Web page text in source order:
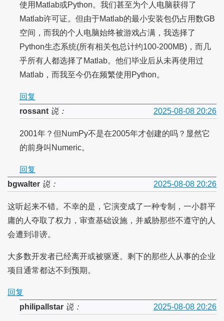
使用Matlab或Python。我们甚至为个人电脑获得了
Matlab许可证。但由于Matlab的最小安装包仍占用数GB
空间，而我的个人电脑始终被游戏占满，我选择了
Python生态系统(所有相关包总计约100-200MB)，而几
乎所有人都选择了Matlab。他们毕业后从未再使用过
Matlab，而我至今仍在频繁使用Python。
回复
rossant说： 2025-08-08 20:26
2001年？但NumPy不是在2005年才创建的吗？显然它
的前身叫Numeric。
回复
bgwalter说： 2025-08-08 20:26
这听起来不错。不幸的是，它演变成了一种专制，一小群平
庸的人夺取了权力，审查基础设施，并威胁那些不遵守的人
会遭到诽谤。
大多数开发者已经离开或被驱逐。剩下的那些人从事的企业
项目通常都达不到预期。
回复
philipallstar说： 2025-08-08 20:26